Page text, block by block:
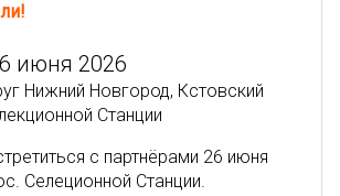
июня 2026
Нижний Новгород, Кстовский
Станции
с партнёрами 26 июня
Селеционной Станции.